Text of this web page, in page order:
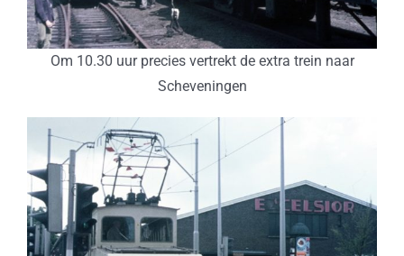
Om 10.30 uur precies vertrekt de extra trein naar
Scheveningen